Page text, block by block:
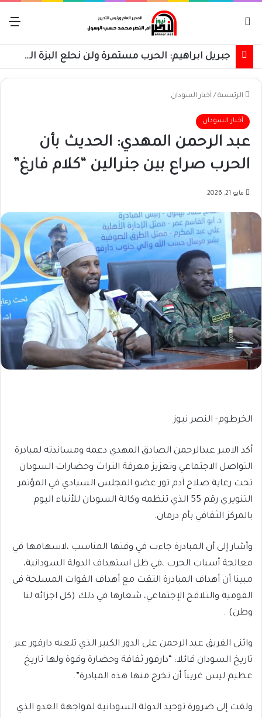
جبريل ابراهيم: الحرب مستمرة ولن نحلع البزة العسكرية حتى استعادة كامل البلاد
الرئيسية / أخبار السودان
أخبار السودان
عبد الرحمن المهدي: الحديث بأن
الحرب صراع بين جنرالين “كلام فارغ”
مايو 21, 2026
الخرطوم- النصر نيوز
أكد الامير عبدالرحمن الصادق المهدي دعمه ومساندته لمبادرة
التواصل الاجتماعي وتعزيز معرفة التراث وحضارات السودان
تحت رعاية صلاح آدم تور عضو المجلس السيادي في المؤتمر
التنويري رقم 55 الذي تنظمه وكالة السودان للأنباء اليوم
بالمركز الثقافي بأم درمان.
وأشار إلى أن المبادرة جاءت في وقتها المناسب ،لاسهامها في
معالجة أسباب الحرب ،في ظل استهداف الدولة السودانية،
مبينا أن أهداف المبادرة التقت مع أهداف القوات المسلحة في
القومية والتلاقح الإجتماعي، شعارها في ذلك (كل اجزائه لنا
وطن) .
واثنى الفريق عبد الرحمن على الدور الكبير الذي تلعبه دارفور عبر
تاريخ السودان قائلا: “دارفور ثقافة وحضارة وقوة ولها تاريخ
عظيم ليس غريباً أن تخرج منها هذه المبادرة”.
ولفت إلى ضرورة توحيد الدولة السودانية لمواجهة العدو الذي